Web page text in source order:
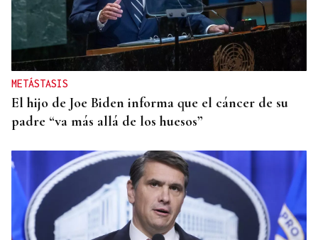
METÁSTASIS
El hijo de Joe Biden informa que el cáncer de su
padre “va más allá de los huesos”